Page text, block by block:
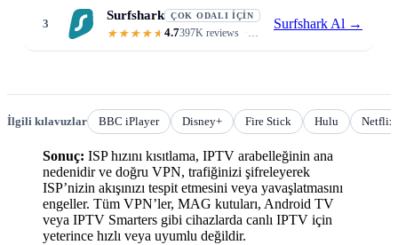
3
Surfshark ÇOK ODALI İÇIN
4.7397K reviews Unlimited devices · six 4K
Surfshark Al →
İlgili kılavuzlar BBC iPlayer Disney+ Fire Stick Hulu Netflix
Sonuç: ISP hızını kısıtlama, IPTV arabelleğinin ana
nedenidir ve doğru VPN, trafiğinizi şifreleyerek
ISP’nizin akışınızı tespit etmesini veya yavaşlatmasını
engeller. Tüm VPN’ler, MAG kutuları, Android TV
veya IPTV Smarters gibi cihazlarda canlı IPTV için
yeterince hızlı veya uyumlu değildir.